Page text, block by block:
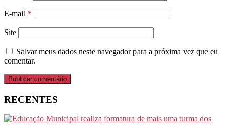
E-mail *
Site
Salvar meus dados neste navegador para a próxima vez que eu
comentar.
RECENTES